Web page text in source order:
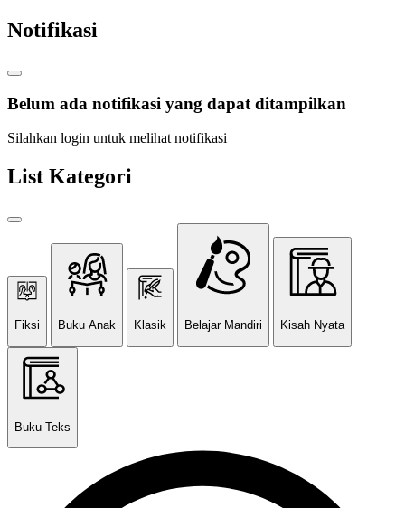
Notifikasi
Belum ada notifikasi yang dapat ditampilkan
Silahkan login untuk melihat notifikasi
List Kategori
Fiksi Buku Anak Klasik Belajar Mandiri Kisah Nyata
Buku Teks